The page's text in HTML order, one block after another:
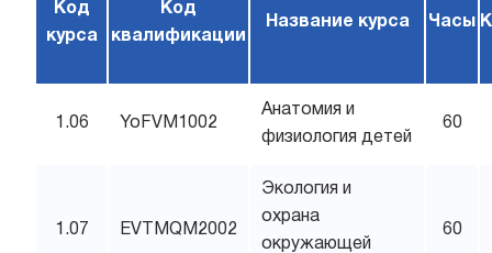
Код
курса
Код
квалификации
Название курса Часы
1.06 YoFVM1002
Анатомия и
физиология детей
60
1.07 EVTMQM2002
Экология и
охрана
окружающей
60